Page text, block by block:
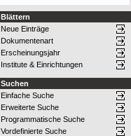
Blättern
Neue Einträge
Dokumentenart
Erscheinungsjahr
Institute & Einrichtungen
Suchen
Einfache Suche
Erweiterte Suche
Programmatische Suche
Vordefinierte Suche